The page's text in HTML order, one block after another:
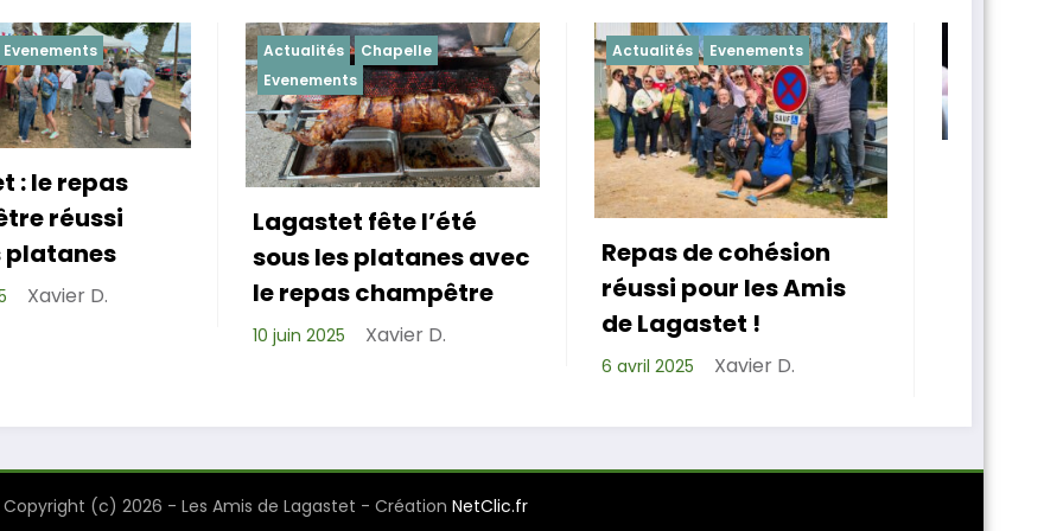
Actualités
Chapelle
Evenements
Lagastet fête l’été
sous les platanes avec
le repas champêtre
Actualités Evenements
Repas de cohésion
réussi pour les Amis
de Lagastet !
Actualités Chapelle
Les Amis de Lagastet
ont un nouveau
président
14 mars 2025 Xavier D.
Copyright (c) 2026 - Les Amis de Lagastet - Création NetClic.fr